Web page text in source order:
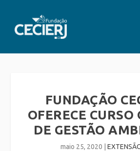
FUNDAÇÃO
OFERECE
DE GESTÃO
maio 25, 2020